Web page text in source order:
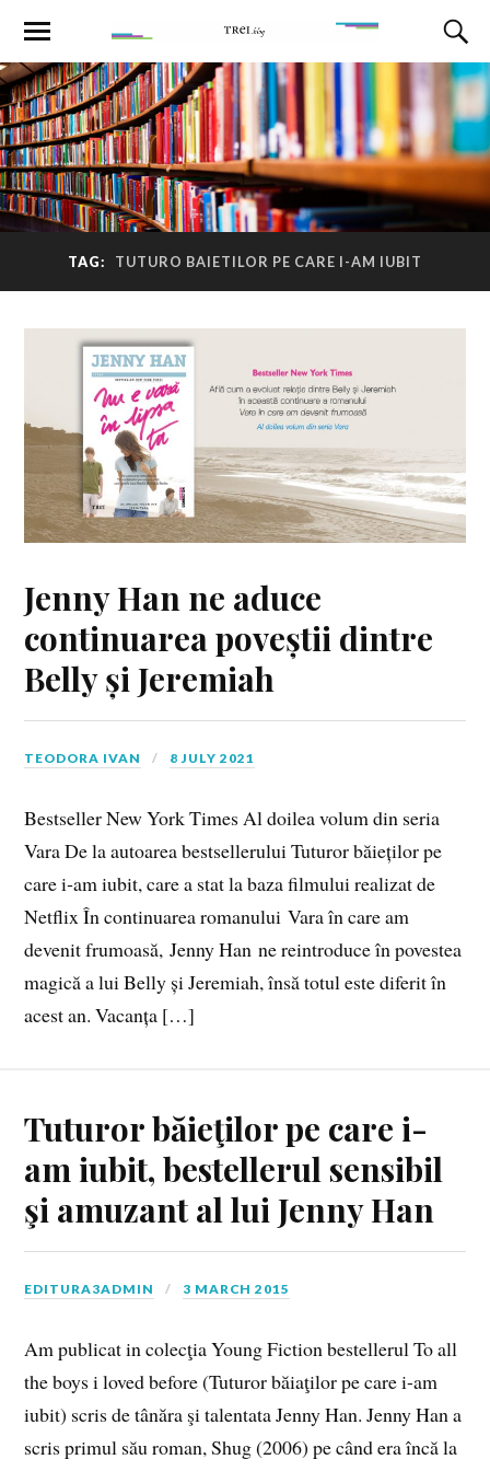
TAG: TUTURO BAIETILOR PE CARE I-AM IUBIT
Jenny Han ne aduce
continuarea poveștii dintre
Belly și Jeremiah
TEODORA IVAN 8 JULY 2021
Bestseller New York Times Al doilea volum din seria
Vara De la autoarea bestsellerului Tuturor băieților pe
care i‑am iubit, care a stat la baza filmului realizat de
Netflix În continuarea romanului Vara în care am
devenit frumoasă, Jenny Han ne reintroduce în povestea
magică a lui Belly și Jeremiah, însă totul este diferit în
acest an. Vacanța […]
Tuturor băieţilor pe care i-
am iubit, bestellerul sensibil
şi amuzant al lui Jenny Han
EDITURA3ADMIN 3 MARCH 2015
Am publicat in colecţia Young Fiction bestellerul To all
the boys i loved before (Tuturor băiaţilor pe care i-am
iubit) scris de tânăra şi talentata Jenny Han. Jenny Han a
scris primul său roman, Shug (2006) pe când era încă la